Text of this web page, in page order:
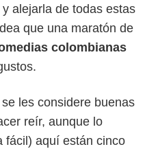
alejarla de todas estas
que una maratón de
colombianas
les considere buenas
reír, aunque lo
fácil) aquí están cinco